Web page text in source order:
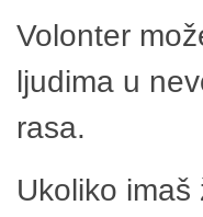
Volonter
ljudima u
rasa.
Ukoliko